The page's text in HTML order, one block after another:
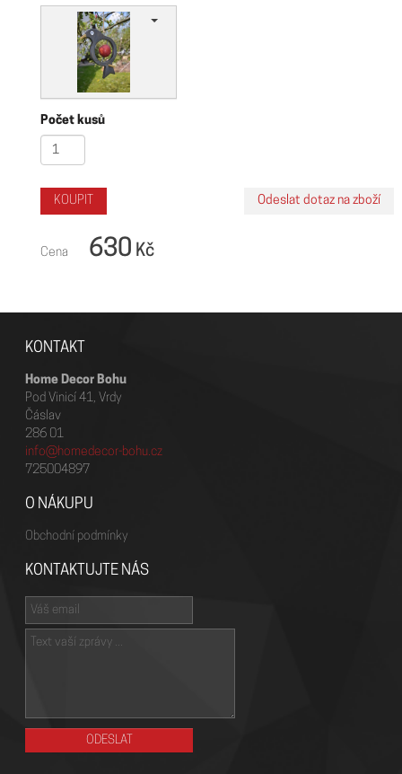
Počet kusů
Cena 630 Kč
KONTAKT
Home Decor Bohu
Pod Vinicí 41, Vrdy
Čáslav
286 01
info@homedecor-bohu.cz
725004897
O NÁKUPU
Obchodní podmínky
KONTAKTUJTE NÁS